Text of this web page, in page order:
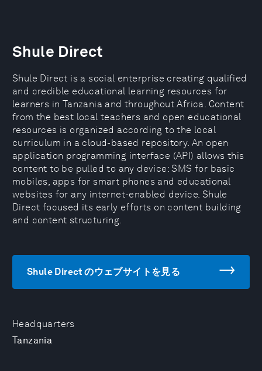
Headquarters
Tanzania
Shule Direct
Shule Direct is a social enterprise creating qualified
and credible educational learning resources for
learners in Tanzania and throughout Africa. Content
from the best local teachers and open educational
resources is organized according to the local
curriculum in a cloud-based repository. An open
application programming interface (API) allows this
content to be pulled to any device: SMS for basic
mobiles, apps for smart phones and educational
websites for any internet-enabled device. Shule
Direct focused its early efforts on content building
and content structuring.
Shule Direct のウェブサイトを見る